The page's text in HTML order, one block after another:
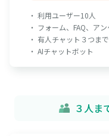
・ 利用ユーザー10人
・ フォーム、FAQ、ア
・ 有人チャット３つまで
・ AIチャットボット
３人ま